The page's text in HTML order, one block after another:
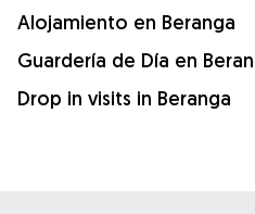
Alojamiento en Beranga
Guardería de Día en
Drop in visits in Beranga